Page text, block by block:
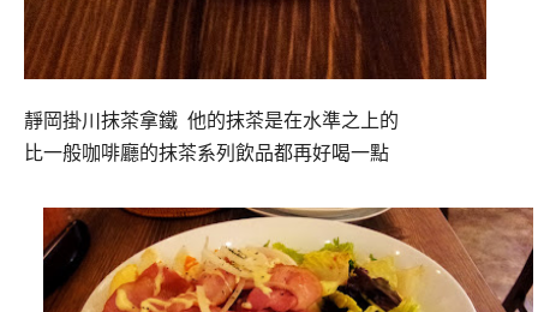
靜岡掛川抹茶拿鐵 他的抹茶是在水準之上的
比一般咖啡廳的抹茶系列飲品都再好喝一點